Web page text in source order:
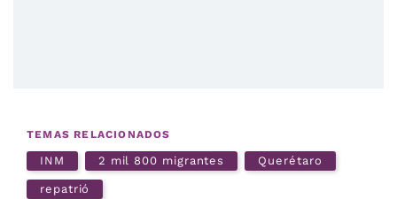
TEMAS RELACIONADOS
INM 2 mil 800 migrantes Querétaro
repatrió